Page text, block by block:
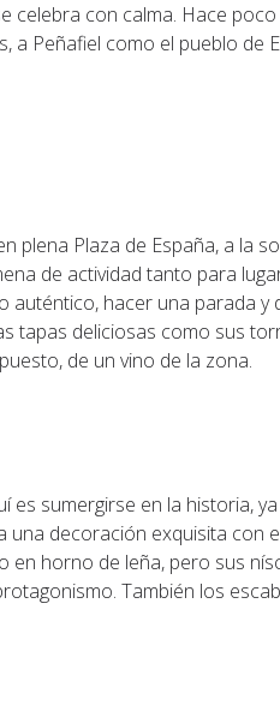
celebra con calma. Hace
a Peñafiel como el pueblo de
plena Plaza de España, a la
de actividad tanto para
hacer una parada y
tapas deliciosas como sus
de un vino de la zona.
es sumergirse en la historia,
una decoración exquisita con
en horno de leña, pero sus
También los